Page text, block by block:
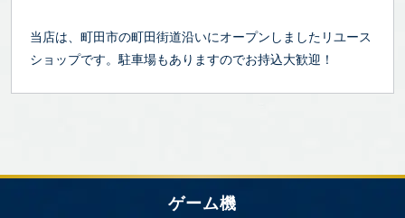
当店は、町田市の町田街道沿いにオープンしましたリユース
ショップです。駐車場もありますのでお持込大歓迎！
ゲーム機